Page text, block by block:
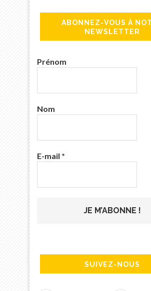
ABONNEZ-VOUS À
NEWSLETTER
Prénom
Nom
E-mail *
SUIVEZ-NOUS